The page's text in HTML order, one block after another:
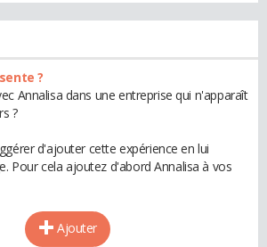
?
Annalisa dans une entreprise qui n'apparaît
?
d'ajouter cette expérience en lui
Pour cela ajoutez d'abord Annalisa à vos
Ajouter